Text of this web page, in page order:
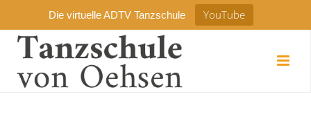
Die virtuelle ADTV Tanzschule YouTube